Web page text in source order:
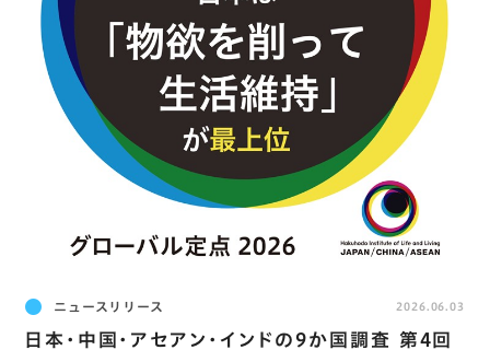
ニュースリリース
日本･中国･アセアン･インドの9か国調査 第4回
2026.06.03